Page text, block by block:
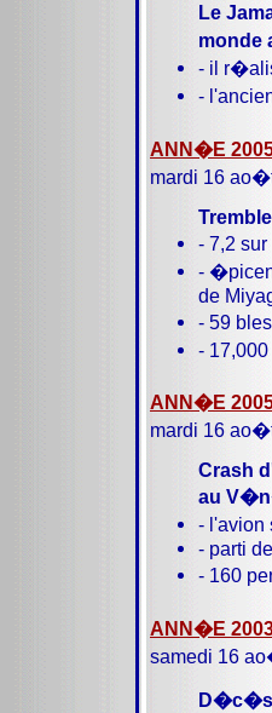
Le
monde
- il
-
ANN�E
mardi 16
- 7,2
-
de
- 59
-
ANN�E
mardi 16
Crash
au
- l'avion
- parti
- 160
ANN�E
samedi 16
D�c�s